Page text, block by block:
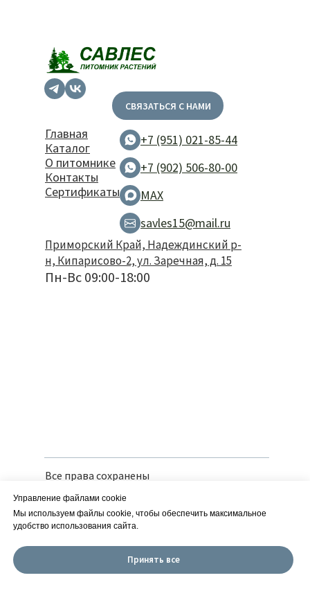
ИП Савчук Е. М. | ИНН 252150166126
Все права сохранены
Вся предоставленная информация носит
справочный характер и не является
публичной офертой
Главная
Каталог
О питомнике
Контакты
Сертификаты
+7 (951) 021-85-44
+7 (902) 506-80-00
MAX
savles15@mail.ru
Приморский Край, Надеждинский р-
н, Кипарисово-2, ул. Заречная, д. 15
Пн-Вс 09:00-18:00
СВЯЗАТЬСЯ С НАМИ
Управление файлами cookie
Мы используем файлы cookie, чтобы обеспечить максимальное
удобство использования сайта.
Принять все